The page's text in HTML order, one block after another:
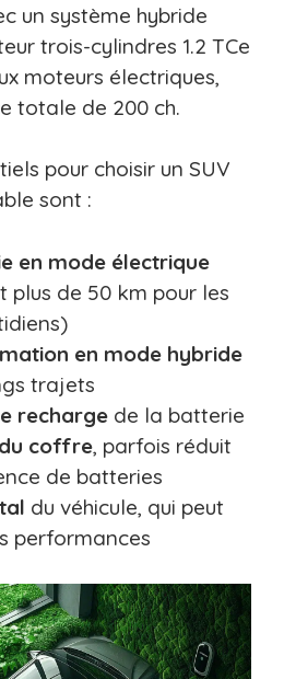
un système hybride
trois-cylindres 1.2 TCe
moteurs électriques,
totale de 200 ch.
pour choisir un SUV
sont :
en mode électrique
plus de 50 km pour les
en mode hybride
trajets
recharge de la batterie
coffre, parfois réduit
de batteries
du véhicule, qui peut
performances